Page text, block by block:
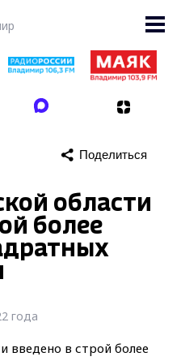
Поделиться
области
более
года